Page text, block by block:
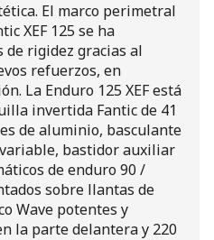
El marco perimetral
XEF 125 se ha
rigidez gracias al
refuerzos, en
La Enduro 125 XEF está
invertida Fantic de 41
de aluminio, basculante
bastidor auxiliar
de enduro 90 /
sobre llantas de
Wave potentes y
la parte delantera y 220